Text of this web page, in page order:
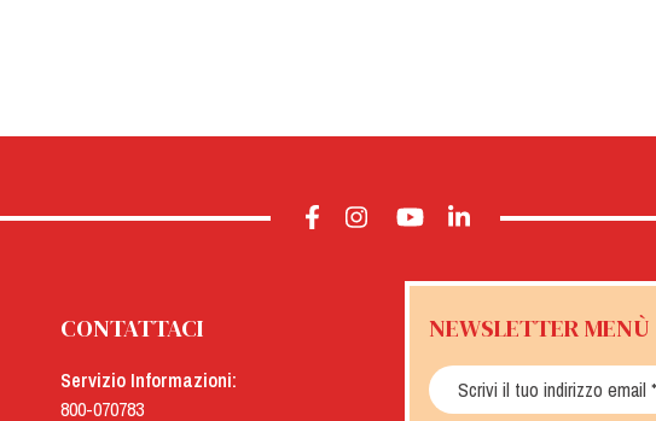
CONTATTACI
Servizio Informazioni:
800-070783
NEWSLETTER MENÙ